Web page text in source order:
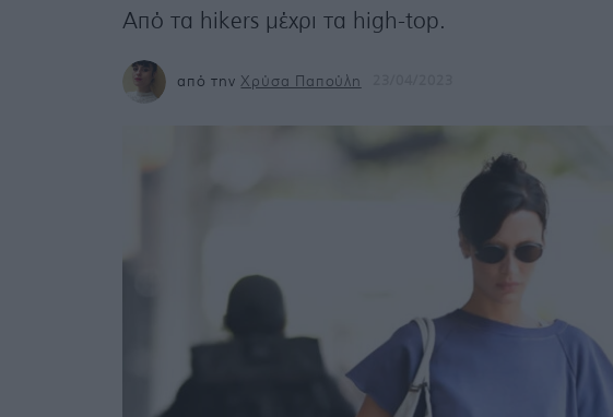
Aπό τα hikers μέχρι τα high-top.
από την Χρύσα Παπούλη